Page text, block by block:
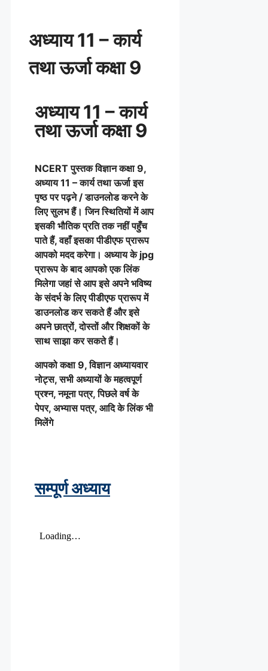
अध्याय 11 – कार्य
तथा ऊर्जा कक्षा 9
अध्याय 11 – कार्य
तथा ऊर्जा कक्षा 9
NCERT पुस्तक विज्ञान कक्षा 9,
अध्याय 11 – कार्य तथा ऊर्जा इस
पृष्ठ पर पढ़ने / डाउनलोड करने के
लिए सुलभ हैं। जिन स्थितियों में आप
इसकी भौतिक प्रति तक नहीं पहुँच
पाते हैं, वहाँ इसका पीडीएफ प्रारूप
आपको मदद करेगा। अध्याय के jpg
प्रारूप के बाद आपको एक लिंक
मिलेगा जहां से आप इसे अपने भविष्य
के संदर्भ के लिए पीडीएफ प्रारूप में
डाउनलोड कर सकते हैं और इसे
अपने छात्रों, दोस्तों और शिक्षकों के
साथ साझा कर सकते हैं।
आपको कक्षा 9, विज्ञान अध्यायवार
नोट्स, सभी अध्यायों के महत्वपूर्ण
प्रश्न, नमूना पत्र, पिछले वर्ष के
पेपर, अभ्यास पत्र, आदि के लिंक भी
मिलेंगे
सम्पूर्ण अध्याय